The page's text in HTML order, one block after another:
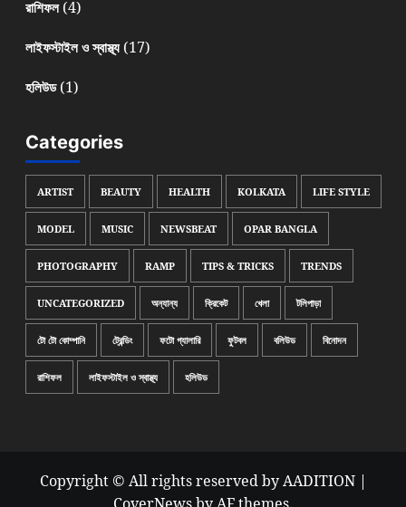
রাশিফল(4)
লাইফস্টাইল ও স্বাস্থ্য(17)
হলিউড(1)
Categories
ARTIST BEAUTY HEALTH KOLKATA LIFE STYLE
MODEL MUSIC NEWSBEAT OPAR BANGLA
PHOTOGRAPHY RAMP TIPS & TRICKS TRENDS
UNCATEGORIZED অন্যান্য ক্রিকেট খেলা টলিপাড়া
টো টো কোম্পানি ট্রেন্ডিং ফটো গ্যালারি ফুটবল বলিউড বিনোদন
রাশিফল লাইফস্টাইল ও স্বাস্থ্য হলিউড
Copyright © All rights reserved by AADITION |